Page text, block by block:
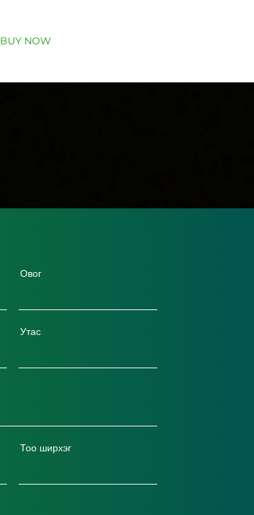
BUY NOW
Овог
Утас
Тоо ширхэг